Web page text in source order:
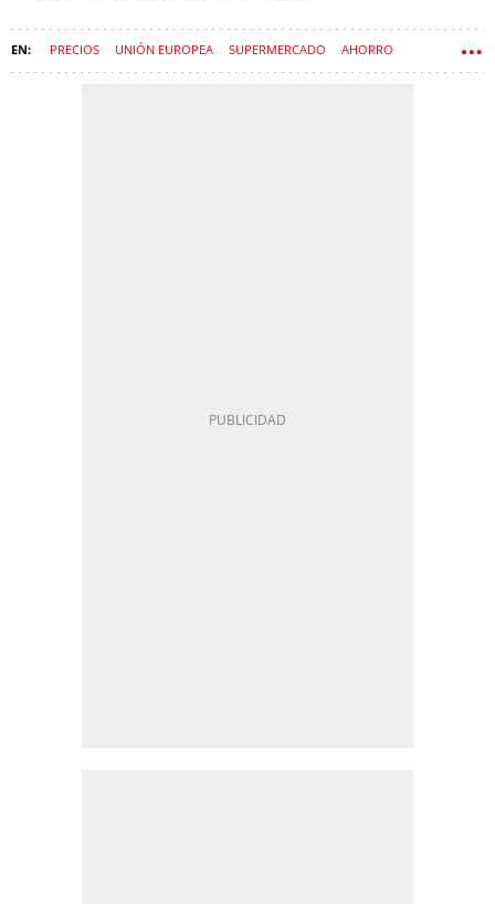
PRECIOS UNIÓN EUROPEA SUPERMERCADO AHORRO